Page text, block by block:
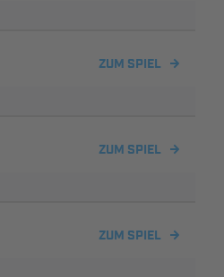
ZUM SPIEL
ZUM SPIEL
ZUM SPIEL